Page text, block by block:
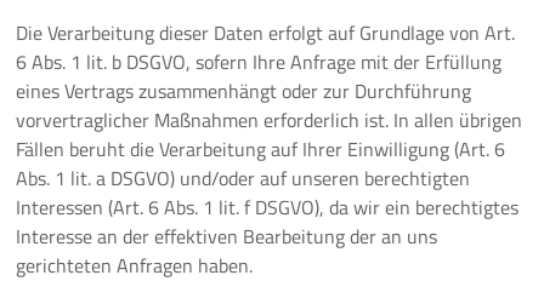
Die Verarbeitung dieser Daten erfolgt auf Grundlage von Art.
6 Abs. 1 lit. b DSGVO, sofern Ihre Anfrage mit der Erfüllung
eines Vertrags zusammenhängt oder zur Durchführung
vorvertraglicher Maßnahmen erforderlich ist. In allen übrigen
Fällen beruht die Verarbeitung auf Ihrer Einwilligung (Art. 6
Abs. 1 lit. a DSGVO) und/oder auf unseren berechtigten
Interessen (Art. 6 Abs. 1 lit. f DSGVO), da wir ein berechtigtes
Interesse an der effektiven Bearbeitung der an uns
gerichteten Anfragen haben.